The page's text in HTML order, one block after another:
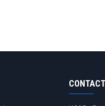
CONTACT